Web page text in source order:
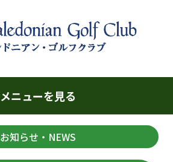
メニューを見る
お知らせ・NEWS